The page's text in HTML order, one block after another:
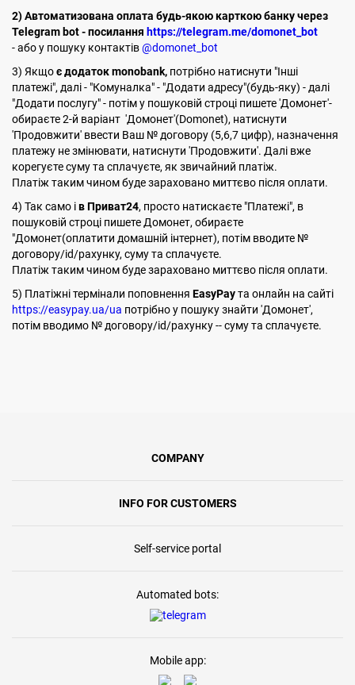
2) Автоматизована оплата будь-якою карткою банку через
Telegram bot - посилання https://telegram.me/domonet_bot
- або у пошуку контактів@domonet_bot
3) Якщоє додаток monobank, потрібно натиснути "Інші
платежі", далі - "Комуналка" - "Додати адресу"(будь-яку) - далі
"Додати послугу" - потім у пошуковій строці пишете 'Домонет'-
обираєте 2-й варіант 'Домонет'(Domonet), натиснути
'Продовжити' ввести Ваш № договору (5,6,7 цифр), назначення
платежу не змінювати, натиснути 'Продовжити'. Далі вже
корегуєте суму та сплачуєте, як звичайний платіж.
Платіж таким чином буде зараховано миттєво після оплати.
4) Так само ів Приват24, просто натискаєте "Платежі", в
пошуковій строці пишете Домонет, обираєте
"Домонет(оплатити домашній інтернет), потім вводите №
договору/id/рахунку, суму та сплачуєте.
Платіж таким чином буде зараховано миттєво після оплати.
5) Платіжні термінали поповнення EasyPayта онлайн на сайті
https://easypay.ua/ua потрібно у пошуку знайти 'Домонет',
потім вводимо № договору/id/рахунку -- суму та сплачуєте.
COMPANY
INFO FOR CUSTOMERS
Self-service portal
Automated bots:
Mobile app: